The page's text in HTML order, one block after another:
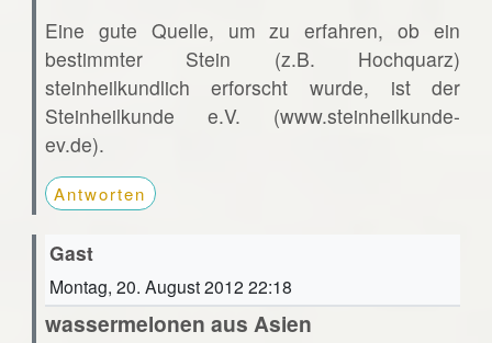
Eine gute Quelle, um zu erfahren, ob ein
bestimmter Stein (z.B. Hochquarz)
steinheilkundlich erforscht wurde, ist der
Steinheilkunde e.V. (www.steinheilkunde-
ev.de).
Antworten
Gast
Montag, 20. August 2012 22:18
wassermelonen aus Asien